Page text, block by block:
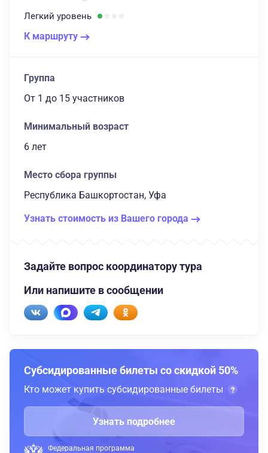
Легкий уровень
К маршруту
Группа
От 1 до 15 участников
Минимальный возраст
6 лет
Место сбора группы
Республика Башкортостан, Уфа
Узнать стоимость из Вашего города
Задайте вопрос координатору тура
Или напишите в сообщении
Субсидированные билеты со скидкой 50%
Кто может купить субсидированные билеты
Узнать подробнее
Федеральная программа